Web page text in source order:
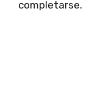
completarse.